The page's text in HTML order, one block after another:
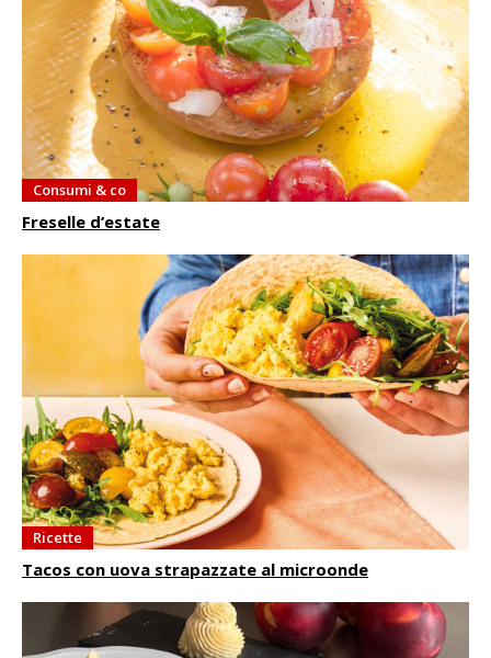
Consumi & co
Freselle d’estate
Ricette
Tacos con uova strapazzate al microonde